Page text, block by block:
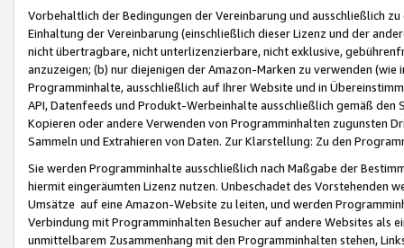
Vorbehaltlich der Bedingungen der Vereinbarung und ausschließlich
Einhaltung der Vereinbarung (einschließlich dieser Lizenz und der
nicht übertragbare, nicht unterlizenzierbare, nicht exklusive,
anzuzeigen; (b) nur diejenigen der Amazon-Marken zu verwenden
Programminhalte, ausschließlich auf Ihrer Website und in
API, Datenfeeds und Produkt-Werbeinhalte ausschließlich gemäß
Kopieren oder andere Verwenden von Programminhalten zugunsten
Sammeln und Extrahieren von Daten. Zur Klarstellung: Zu den
Sie werden Programminhalte ausschließlich nach Maßgabe der
hiermit eingeräumten Lizenz nutzen. Unbeschadet des Vorstehenden
Umsätze auf eine Amazon-Website zu leiten, und werden
Verbindung mit Programminhalten Besucher auf andere Websites als
unmittelbarem Zusammenhang mit den Programminhalten stehen,